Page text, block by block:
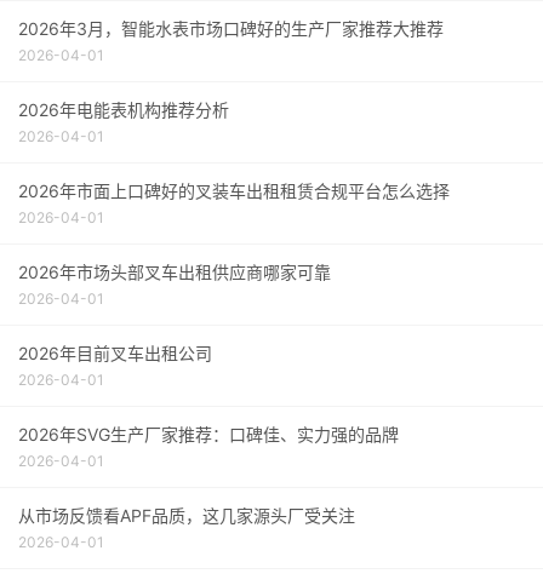
2026年3月，智能水表市场口碑好的生产厂家推荐大推荐
2026-04-01
2026年电能表机构推荐分析
2026-04-01
2026年市面上口碑好的叉装车出租租赁合规平台怎么选择
2026-04-01
2026年市场头部叉车出租供应商哪家可靠
2026-04-01
2026年目前叉车出租公司
2026-04-01
2026年SVG生产厂家推荐：口碑佳、实力强的品牌
2026-04-01
从市场反馈看APF品质，这几家源头厂受关注
2026-04-01